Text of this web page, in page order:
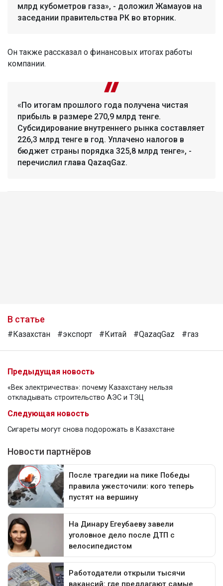
млрд кубометров газа», - доложил Жамауов на
заседании правительства РК во вторник.
Он также рассказал о финансовых итогах работы
компании.
«По итогам прошлого года получена чистая
прибыль в размере 270,9 млрд тенге.
Субсидирование внутреннего рынка составляет
226,3 млрд тенге в год. Уплачено налогов в
бюджет страны порядка 325,8 млрд тенге», -
перечислил глава QazaqGaz.
В статье
#Казахстан #экспорт #Китай #QazaqGaz #газ
Предыдущая новость
«Век электричества»: почему Казахстану нельзя
откладывать строительство АЭС и ТЭЦ
Следующая новость
Сигареты могут снова подорожать в Казахстане